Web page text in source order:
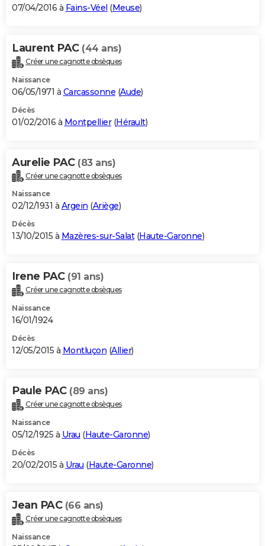
07/04/2016 à Fains-Véel (Meuse)
Laurent PAC (44 ans)
Créer une cagnotte obsèques
Naissance
06/05/1971 à Carcassonne (Aude)
Décès
01/02/2016 à Montpellier(Hérault)
Aurelie PAC (83 ans)
Créer une cagnotte obsèques
Naissance
02/12/1931 à Argein (Ariège)
Décès
13/10/2015 à Mazères-sur-Salat(Haute-Garonne)
Irene PAC (91 ans)
Créer une cagnotte obsèques
Naissance
16/01/1924
Décès
12/05/2015 à Montluçon (Allier)
Paule PAC (89 ans)
Créer une cagnotte obsèques
Naissance
05/12/1925 à Urau (Haute-Garonne)
Décès
20/02/2015 à Urau (Haute-Garonne)
Jean PAC (66 ans)
Créer une cagnotte obsèques
Naissance